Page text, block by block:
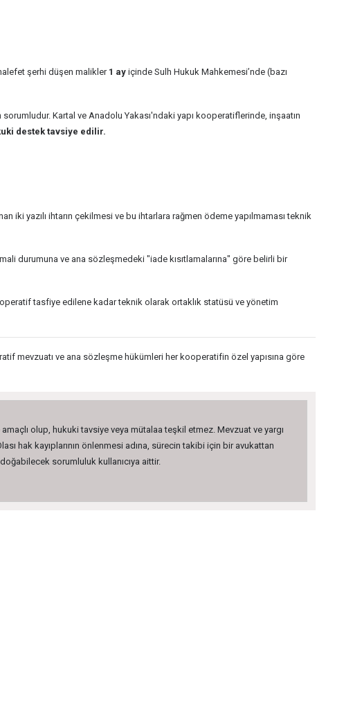
şerhi düşen malikler 1 ay içinde Sulh Hukuk Mahkemesi’nde (bazı
Kartal ve Anadolu Yakası'ndaki yapı kooperatiflerinde, inşaatın
destek tavsiye edilir.
iki yazılı ihtarın çekilmesi ve bu ihtarlara rağmen ödeme yapılmaması teknik
durumuna ve ana sözleşmedeki "iade kısıtlamalarına" göre belirli bir
tasfiye edilene kadar teknik olarak ortaklık statüsü ve yönetim
mevzuatı ve ana sözleşme hükümleri her kooperatifin özel yapısına göre
olup, hukuki tavsiye veya mütalaa teşkil etmez. Mevzuat ve yargı
hak kayıplarının önlenmesi adına, sürecin takibi için bir avukattan
sorumluluk kullanıcıya aittir.